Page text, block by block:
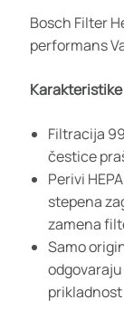
Bosch Filter
performans
Karakteristike
Filtracija
čestice
Perivi
stepena
zamena
Samo